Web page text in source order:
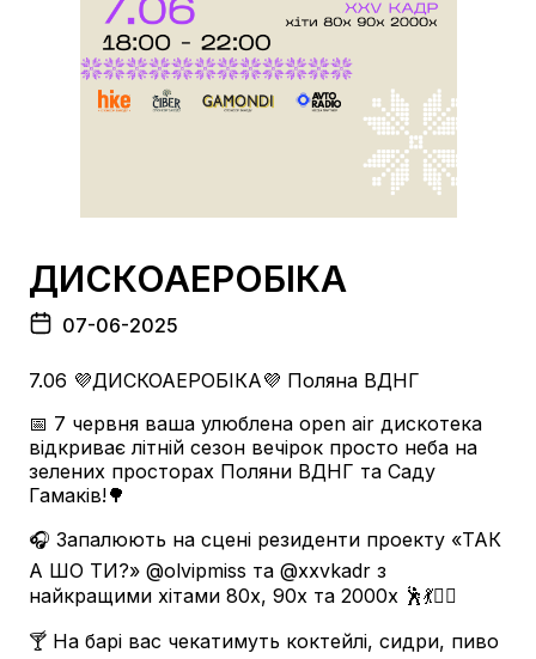
ДИСКОАЕРОБІКА
07-06-2025
7.06 💜ДИСКОАЕРОБІКА💜 Поляна ВДНГ
📅 7 червня ваша улюблена open air дискотека
відкриває літній сезон вечірок просто неба на
зелених просторах Поляни ВДНГ та Саду
Гамаків!🌳
🎧 Запалюють на сцені резиденти проекту «ТАК
А ШО ТИ?» @olvipmiss та @xxvkadr з
найкращими хітами 80х, 90х та 2000х 🕺💃👯‍♀️
🍸 На барі вас чекатимуть коктейлі, сидри, пиво